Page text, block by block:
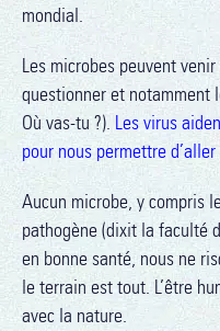
mondial.
Les microbes peuvent
questionner et notamment
Où vas-tu ?). Les virus
pour nous permettre
Aucun microbe, y compris
pathogène (dixit la faculté
en bonne santé, nous ne
le terrain est tout. L’être
avec la nature.